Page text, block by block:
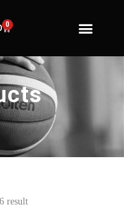
0
result